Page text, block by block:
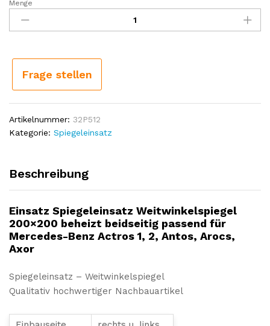
Einsatz
Spiegeleinsatz
Weitwinkelspiegel
beheizt
beidseitig
Benz
Actros
Antos,
Arocs,
Menge
Menge
Frage stellen
Artikelnummer: 32P512
Kategorie: Spiegeleinsatz
Beschreibung
Einsatz Spiegeleinsatz Weitwinkelspiegel
200×200 beheizt beidseitig passend für
Mercedes-Benz Actros 1, 2, Antos, Arocs,
Axor
Spiegeleinsatz – Weitwinkelspiegel
Qualitativ hochwertiger Nachbauartikel